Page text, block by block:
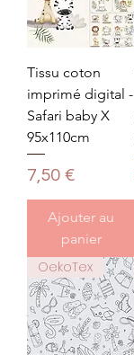
Tissu coton
imprimé digital -
Safari baby X
95x110cm
Prix
7,50 €
Ajouter au
panier
OekoTex